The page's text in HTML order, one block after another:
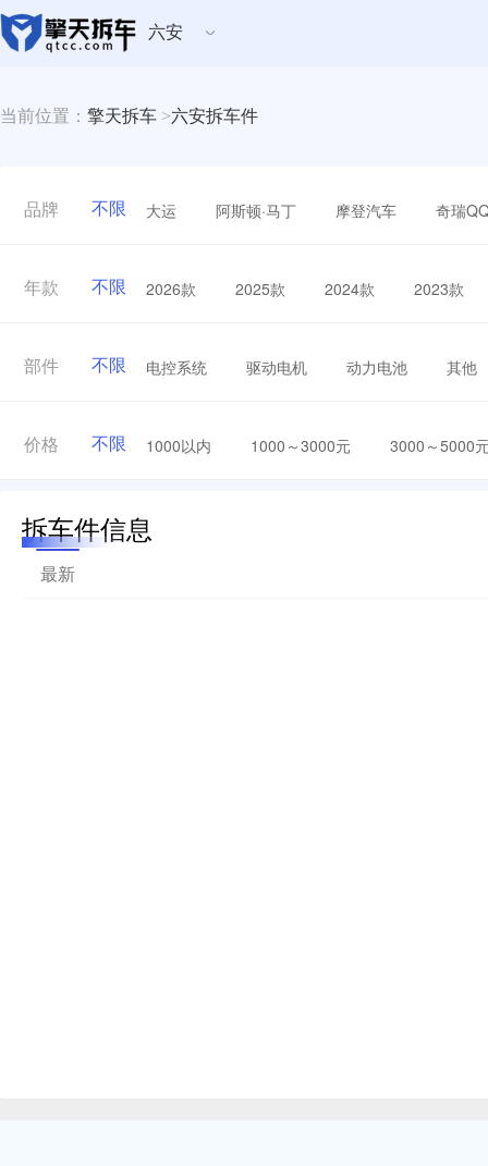
六安
当前位置： 擎天拆车 >六安拆车件
品牌 不限 大运 阿斯顿·马丁 摩登汽车 奇瑞
年款 不限 2026款 2025款 2024款 2023款
部件 不限 电控系统 驱动电机 动力电池 其他
价格 不限 1000以内 1000～3000元 3000～5000
拆车件信息
最新